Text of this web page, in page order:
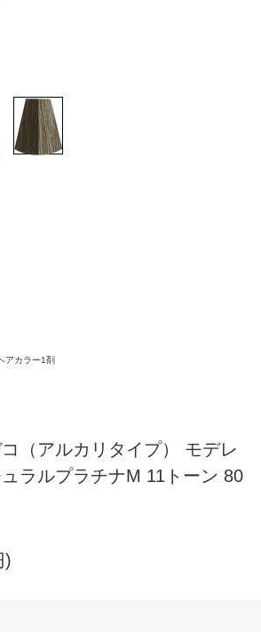
アカラー1剤
（アルカリタイプ） モデレ
ラルプラチナM 11トーン 80
)